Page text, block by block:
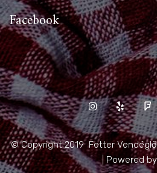
Facebook
© Copyright 2019 Fetter
| Powered